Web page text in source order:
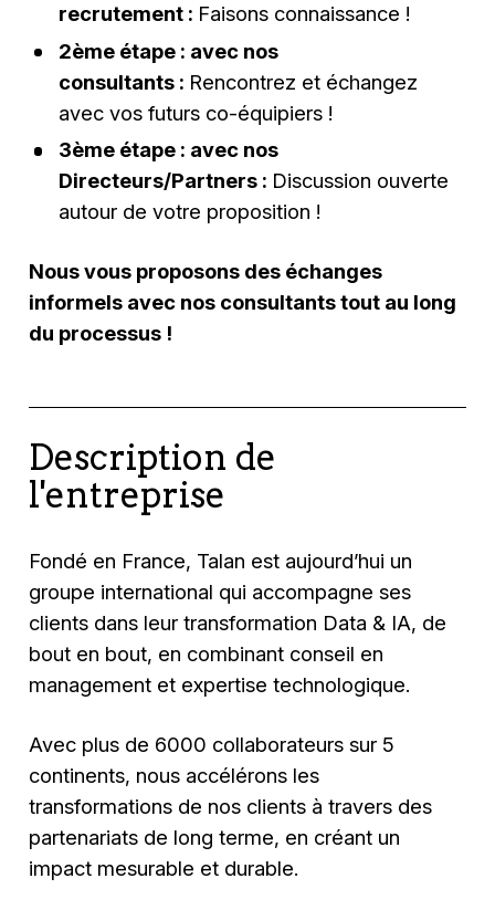
recrutement : Faisons connaissance !
2ème étape : avec nos
consultants : Rencontrez et échangez
avec vos futurs co-équipiers !
3ème étape : avec nos
Directeurs/Partners : Discussion ouverte
autour de votre proposition !
Nous vous proposons des échanges
informels avec nos consultants tout au long
du processus !
Description de
l'entreprise
Fondé en France, Talan est aujourd’hui un
groupe international qui accompagne ses
clients dans leur transformation Data & IA, de
bout en bout, en combinant conseil en
management et expertise technologique.
Avec plus de 6000 collaborateurs sur 5
continents, nous accélérons les
transformations de nos clients à travers des
partenariats de long terme, en créant un
impact mesurable et durable.